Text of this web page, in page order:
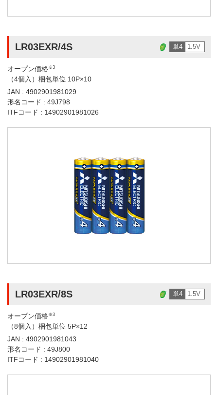
LR03EXR/4S 単4 1.5V
オープン価格※3
（4個入）梱包単位 10P×10
JAN : 4902901981029
形名コード : 49J798
ITFコード : 14902901981026
LR03EXR/8S 単4 1.5V
オープン価格※3
（8個入）梱包単位 5P×12
JAN : 4902901981043
形名コード : 49J800
ITFコード : 14902901981040